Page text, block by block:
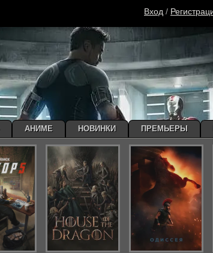
Вход /
АНИМЕ НОВИНКИ ПРЕМЬЕРЫ